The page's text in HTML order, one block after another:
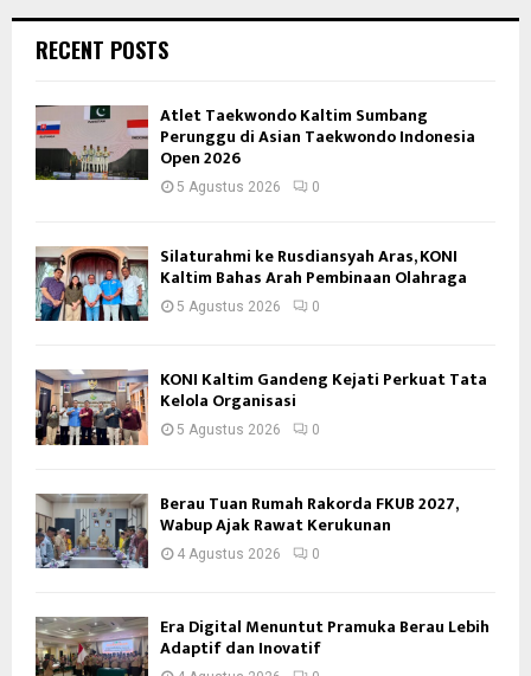
RECENT POSTS
Atlet Taekwondo Kaltim Sumbang
Perunggu di Asian Taekwondo Indonesia
Open 2026
5 Agustus 2026 0
Silaturahmi ke Rusdiansyah Aras, KONI
Kaltim Bahas Arah Pembinaan Olahraga
5 Agustus 2026 0
KONI Kaltim Gandeng Kejati Perkuat Tata
Kelola Organisasi
5 Agustus 2026 0
Berau Tuan Rumah Rakorda FKUB 2027,
Wabup Ajak Rawat Kerukunan
4 Agustus 2026 0
Era Digital Menuntut Pramuka Berau Lebih
Adaptif dan Inovatif